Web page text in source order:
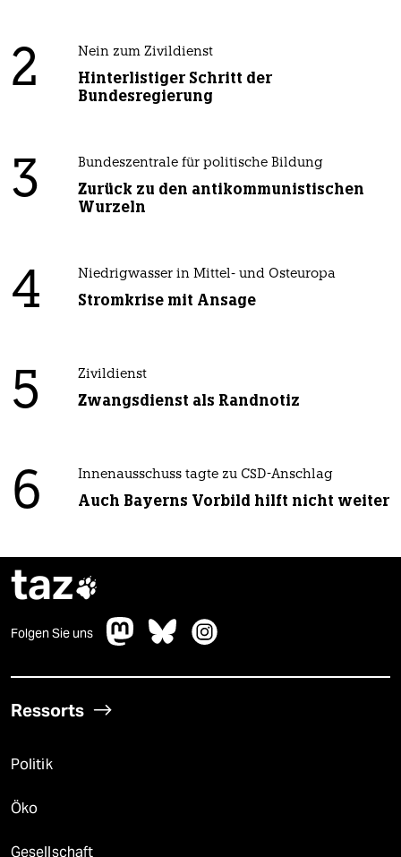
2 Nein zum Zivildienst
Hinterlistiger Schritt der
Bundesregierung
3 Bundeszentrale für politische Bildung
Zurück zu den antikommunistischen
Wurzeln
4 Niedrigwasser in Mittel- und Osteuropa
Stromkrise mit Ansage
5 Zivildienst
Zwangsdienst als Randnotiz
6 Innenausschuss tagte zu CSD-Anschlag
Auch Bayerns Vorbild hilft nicht weiter
taz
Folgen Sie uns
Ressorts
Politik
Öko
Gesellschaft